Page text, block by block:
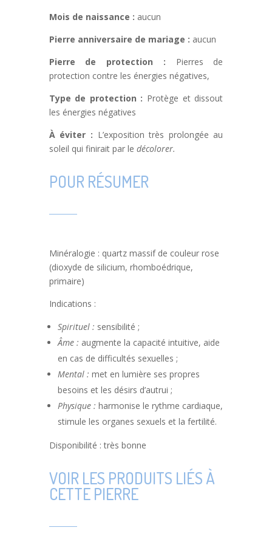
Mois de naissance : aucun
Pierre anniversaire de mariage : aucun
Pierre de protection : Pierres de
protection contre les énergies négatives,
Type de protection : Protège et dissout
les énergies négatives
À éviter : L’exposition très prolongée au
soleil qui finirait par le décolorer.
POUR RÉSUMER
Minéralogie : quartz massif de couleur rose
(dioxyde de silicium, rhomboédrique,
primaire)
Indications :
Spirituel : sensibilité ;
Âme : augmente la capacité intuitive, aide
en cas de difficultés sexuelles ;
Mental : met en lumière ses propres
besoins et les désirs d’autrui ;
Physique : harmonise le rythme cardiaque,
stimule les organes sexuels et la fertilité.
Disponibilité : très bonne
VOIR LES PRODUITS LIÉS À
CETTE PIERRE